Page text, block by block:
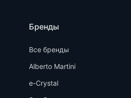
Бренды
Все бренды
Alberto Martini
e-Crystal